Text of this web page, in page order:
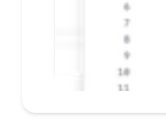
Terima
secara real-time
PELAJARI LEBIH